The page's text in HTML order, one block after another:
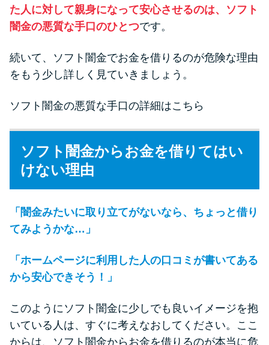
た人に対して親身になって安心させるのは、ソフト
闇金の悪質な手口のひとつです。
続いて、ソフト闇金でお金を借りるのが危険な理由
をもう少し詳しく見ていきましょう。
ソフト闇金の悪質な手口の詳細はこちら
ソフト闇金からお金を借りてはい
けない理由
「闇金みたいに取り立てがないなら、ちょっと借り
てみようかな…」
「ホームページに利用した人の口コミが書いてある
から安心できそう！」
このようにソフト闇金に少しでも良いイメージを抱
いている人は、すぐに考えなおしてください。ここ
からは、ソフト闇金からお金を借りるのが本当に危